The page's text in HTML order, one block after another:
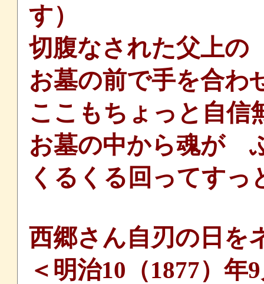
す）
切腹なされた父上
お墓の前で手を合
ここもちょっと自
お墓の中から魂が
くるくる回ってすっ
西郷さん自刃の日を
＜明治10（1877）